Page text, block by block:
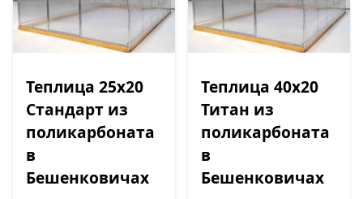
Теплица 25х20
Стандарт из
поликарбоната
в
Бешенковичах
Теплица 40х20
Титан из
поликарбоната
в
Бешенковичах